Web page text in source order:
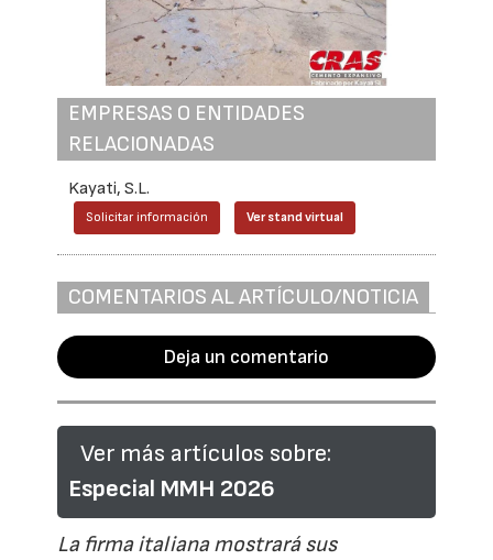
EMPRESAS O ENTIDADES
RELACIONADAS
Kayati, S.L.
Solicitar información Ver stand virtual
COMENTARIOS AL ARTÍCULO/NOTICIA
Deja un comentario
Ver más artículos sobre:
Especial MMH 2026
La firma italiana mostrará sus